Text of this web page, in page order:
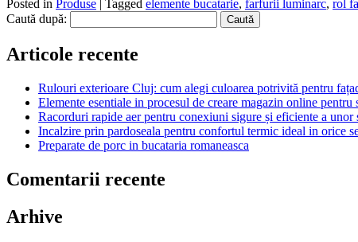
Posted in Produse | Tagged elemente bucatarie, farfurii luminarc, rol
Caută după:
Articole recente
Rulouri exterioare Cluj: cum alegi culoarea potrivită pentru
Elemente esentiale in procesul de creare magazin online
Racorduri rapide aer pentru conexiuni sigure și eficiente a unor
Incalzire prin pardoseala pentru confortul termic ideal in orice
Preparate de porc in bucataria romaneasca
Comentarii recente
Arhive